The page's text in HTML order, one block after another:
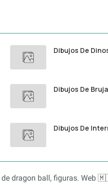
Dibujos De
Dibujos De
Dibujos De
de dragon ball, figuras. Web